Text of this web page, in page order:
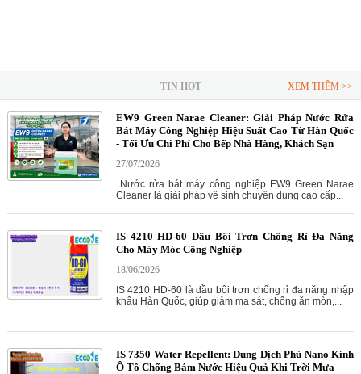
TIN HOT XEM THÊM >>
EW9 Green Narae Cleaner: Giải Pháp Nước Rửa
Bát Máy Công Nghiệp Hiệu Suất Cao Từ Hàn Quốc
- Tối Ưu Chi Phí Cho Bếp Nhà Hàng, Khách Sạn
27/07/2026
Nước rửa bát máy công nghiệp EW9 Green Narae
Cleaner là giải pháp vệ sinh chuyên dụng cao cấp...
IS 4210 HD-60 Dầu Bôi Trơn Chống Rỉ Đa Năng
Cho Máy Móc Công Nghiệp
18/06/2026
IS 4210 HD-60 là dầu bôi trơn chống rỉ đa năng nhập
khẩu Hàn Quốc, giúp giảm ma sát, chống ăn mòn,...
IS 7350 Water Repellent: Dung Dịch Phủ Nano Kính
Ô Tô Chống Bám Nước Hiệu Quả Khi Trời Mưa